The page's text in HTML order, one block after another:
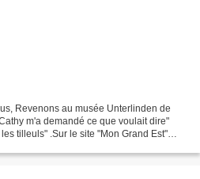
Revenons au musée Unterlinden de
m'a demandé ce que voulait dire"
tilleuls" .Sur le site "Mon Grand Est"